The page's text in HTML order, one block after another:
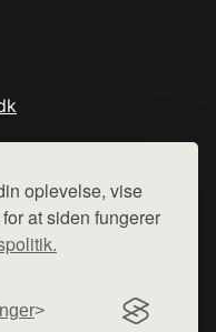
oplevelse, vise
at siden fungerer
henviser til de shops,